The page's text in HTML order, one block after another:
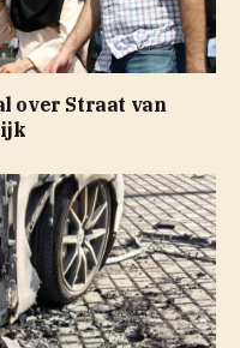
over Straat van